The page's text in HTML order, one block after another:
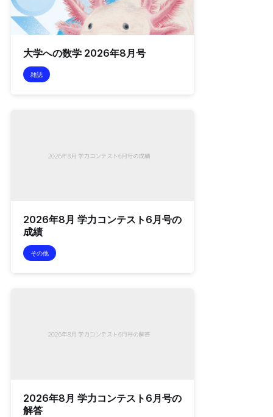
大学への数学 2026年8月号
雑誌
2026年8月 学力コンテスト6月号の
成績
その他
2026年8月 学力コンテスト6月号の
解答